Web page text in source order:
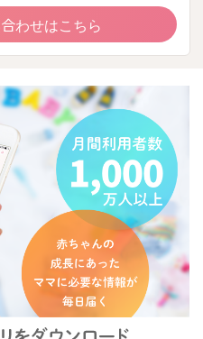
わせはこちら